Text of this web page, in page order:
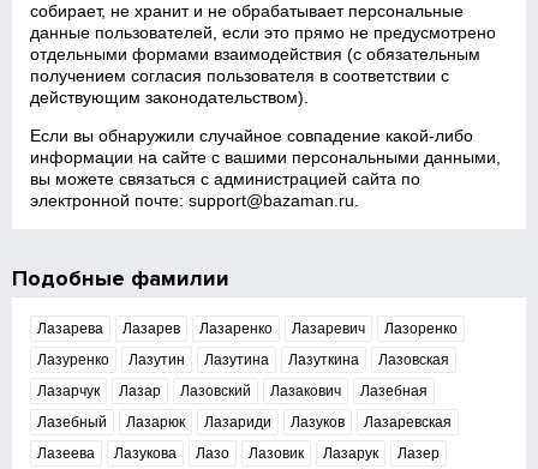
собирает, не хранит и не обрабатывает персональные
данные пользователей, если это прямо не предусмотрено
отдельными формами взаимодействия (с обязательным
получением согласия пользователя в соответствии с
действующим законодательством).
Если вы обнаружили случайное совпадение какой‑либо
информации на сайте с вашими персональными данными,
вы можете связаться с администрацией сайта по
электронной почте:support@bazaman.ru
Подобные фамилии
Лазарева Лазарев Лазаренко Лазаревич
Лазоренко
Лазуренко
Лазутин Лазутина Лазуткина
Лазовская
Лазарчук
Лазар Лазовский Лазакович
Лазебная
Лазебный
Лазарюк Лазариди Лазуков
Лазаревская
Лазеева
Лазукова Лазо Лазовик Лазарук Лазер